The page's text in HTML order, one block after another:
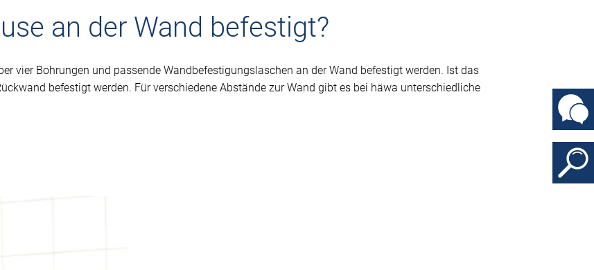
an der Wand befestigt?
vier Bohrungen und passende Wandbefestigungslaschen an der Wand befestigt werden. Ist das
befestigt werden. Für verschiedene Abstände zur Wand gibt es bei häwa unterschiedliche